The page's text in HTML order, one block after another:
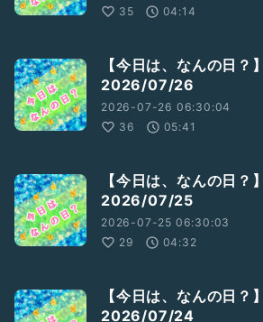
35
04:14
【今日は、なんの日？】
2026/07/26
2026-07-26 06:30:04
36
05:41
【今日は、なんの日？】
2026/07/25
2026-07-25 06:30:03
29
04:32
【今日は、なんの日？】
2026/07/24